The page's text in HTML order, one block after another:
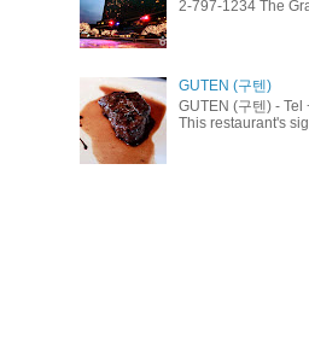
2-797-1234 The
GUTEN (구텐)
GUTEN (구텐) -
This restaurant's